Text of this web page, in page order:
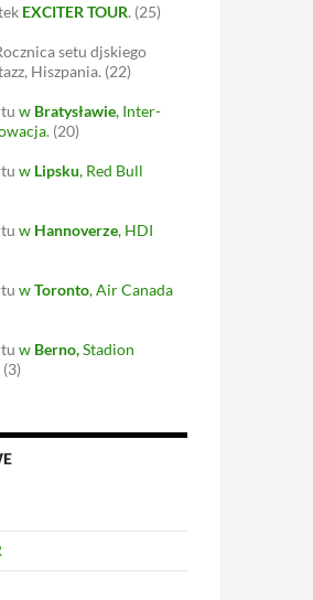
EXCITER TOUR. (25)
setu djskiego
Hiszpania. (22)
w Bratysławie, Inter-
. (20)
w Lipsku, Red Bull
w Hannoverze, HDI
wToronto, Air Canada
w Berno,Stadion
(3)